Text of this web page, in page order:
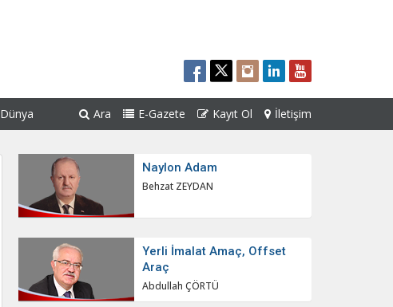
Dünya Ara E-Gazete Kayıt Ol İletişim
Naylon Adam
Behzat ZEYDAN
Yerli İmalat Amaç, Offset
Araç
Abdullah ÇÖRTÜ